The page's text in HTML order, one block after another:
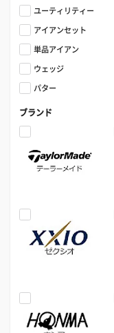
ユーティリティー
アイアンセット
単品アイアン
ウェッジ
パター
ブランド